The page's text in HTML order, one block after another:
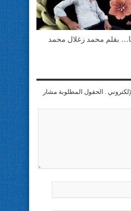
بقلم محمد زغلال محمد
. الحقول المطلوبة مشار